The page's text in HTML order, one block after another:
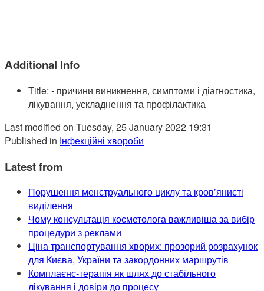
Additional Info
Title: - причини виникнення, симптоми і діагностика,
лікування, ускладнення та профілактика
Last modified on Tuesday, 25 January 2022 19:31
Published in Інфекційні хвороби
Latest from
Порушення менструального циклу та кров’янисті
виділення
Чому консультація косметолога важливіша за вибір
процедури з реклами
Ціна транспортування хворих: прозорий розрахунок
для Києва, України та закордонних маршрутів
Комплаєнс-терапія як шлях до стабільного
лікування і довіри до процесу